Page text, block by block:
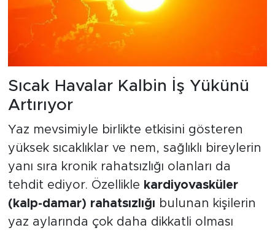
Sıcak Havalar Kalbin İş Yükünü
Artırıyor
Yaz mevsimiyle birlikte etkisini gösteren
yüksek sıcaklıklar ve nem, sağlıklı bireylerin
yanı sıra kronik rahatsızlığı olanları da
tehdit ediyor. Özellikle kardiyovasküler
(kalp-damar) rahatsızlığı bulunan kişilerin
yaz aylarında çok daha dikkatli olması